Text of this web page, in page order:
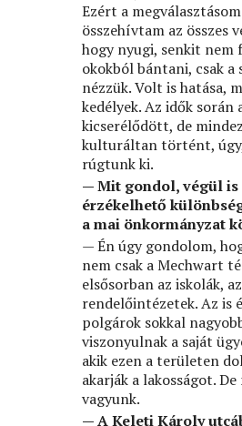
Ezért a
összehívtam az összes
hogy nyugi, senkit
okokból bántani, csak
nézzük. Volt is hatása,
kedélyek. Az idők során
kicserélődött, de
kulturáltan történt,
rúgtunk ki.
— Mit gondol, végül is
érzékelhető
a mai önkormányzat
— Én úgy gondolom,
nem csak a Mechwart
elsősorban az iskolák,
rendelőintézetek. Az is
polgárok sokkal
viszonyulnak a saját
akik ezen a területen
akarják a lakosságot.
vagyunk.
— A Keleti Károly